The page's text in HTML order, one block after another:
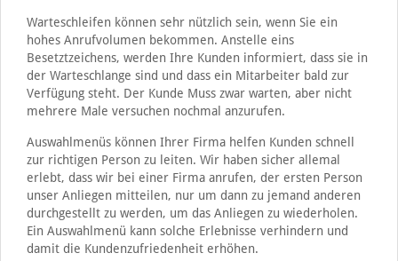
Warteschleifen können sehr nützlich sein, wenn Sie ein
hohes Anrufvolumen bekommen. Anstelle eins
Besetztzeichens, werden Ihre Kunden informiert, dass sie in
der Warteschlange sind und dass ein Mitarbeiter bald zur
Verfügung steht. Der Kunde Muss zwar warten, aber nicht
mehrere Male versuchen nochmal anzurufen.
Auswahlmenüs können Ihrer Firma helfen Kunden schnell
zur richtigen Person zu leiten. Wir haben sicher allemal
erlebt, dass wir bei einer Firma anrufen, der ersten Person
unser Anliegen mitteilen, nur um dann zu jemand anderen
durchgestellt zu werden, um das Anliegen zu wiederholen.
Ein Auswahlmenü kann solche Erlebnisse verhindern und
damit die Kundenzufriedenheit erhöhen.